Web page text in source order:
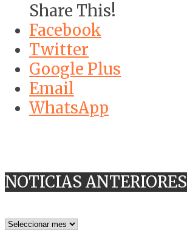
Share This!
Facebook
Twitter
Google Plus
Email
WhatsApp
NOTICIAS ANTERIORES
NOTICIAS